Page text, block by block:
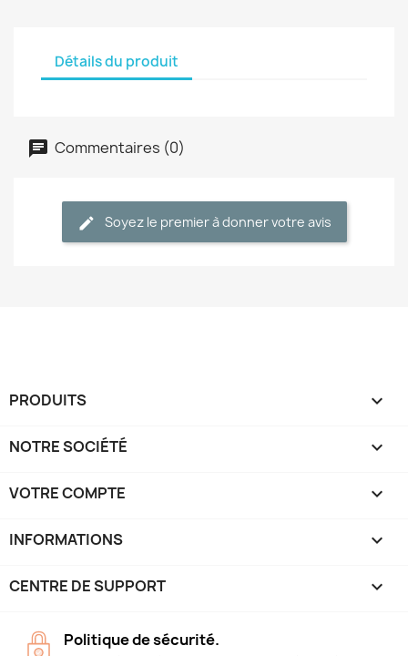
Détails du produit
Commentaires (0)
Soyez le premier à donner votre avis
PRODUITS 
NOTRE SOCIÉTÉ 
VOTRE COMPTE 
INFORMATIONS keyboard_arrow_down
CENTRE DE SUPPORT 
Politique de sécurité.